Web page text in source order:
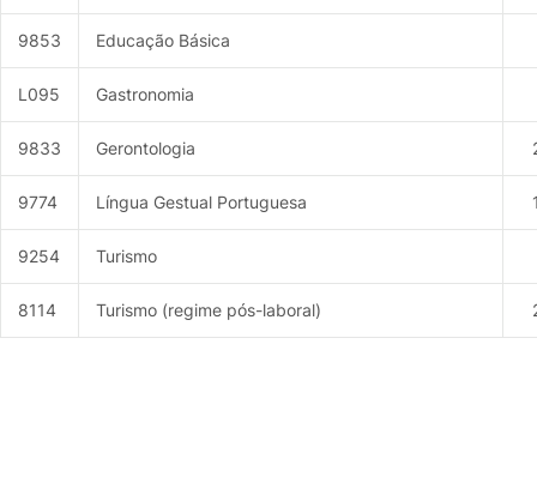
9853 Educação Básica
L095 Gastronomia
9833 Gerontologia
9774 Língua Gestual Portuguesa
9254 Turismo
8114 Turismo (regime pós-laboral)